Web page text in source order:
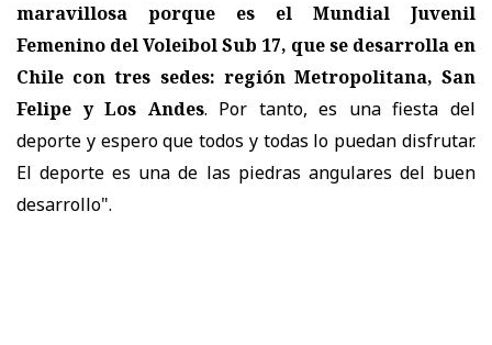
maravillosa porque es el Mundial Juvenil
Femenino del Voleibol Sub 17, que se desarrolla en
Chile con tres sedes: región Metropolitana, San
Felipe y Los Andes. Por tanto, es una fiesta del
deporte y espero que todos y todas lo puedan disfrutar.
El deporte es una de las piedras angulares del buen
desarrollo".